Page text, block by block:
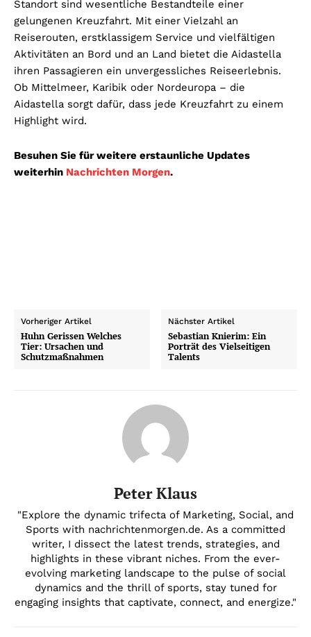
Standort sind wesentliche Bestandteile einer
gelungenen Kreuzfahrt. Mit einer Vielzahl an
Reiserouten, erstklassigem Service und vielfältigen
Aktivitäten an Bord und an Land bietet die Aidastella
ihren Passagieren ein unvergessliches Reiseerlebnis.
Ob Mittelmeer, Karibik oder Nordeuropa – die
Aidastella sorgt dafür, dass jede Kreuzfahrt zu einem
Highlight wird.
Besuhen Sie für weitere erstaunliche Updates
weiterhin Nachrichten Morgen.
Vorheriger Artikel
Huhn Gerissen Welches
Tier: Ursachen und
Schutzmaßnahmen
Nächster Artikel
Sebastian Knierim: Ein
Porträt des Vielseitigen
Talents
Peter Klaus
"Explore the dynamic trifecta of Marketing, Social, and
Sports with nachrichtenmorgen.de. As a committed
writer, I dissect the latest trends, strategies, and
highlights in these vibrant niches. From the ever-
evolving marketing landscape to the pulse of social
dynamics and the thrill of sports, stay tuned for
engaging insights that captivate, connect, and energize."